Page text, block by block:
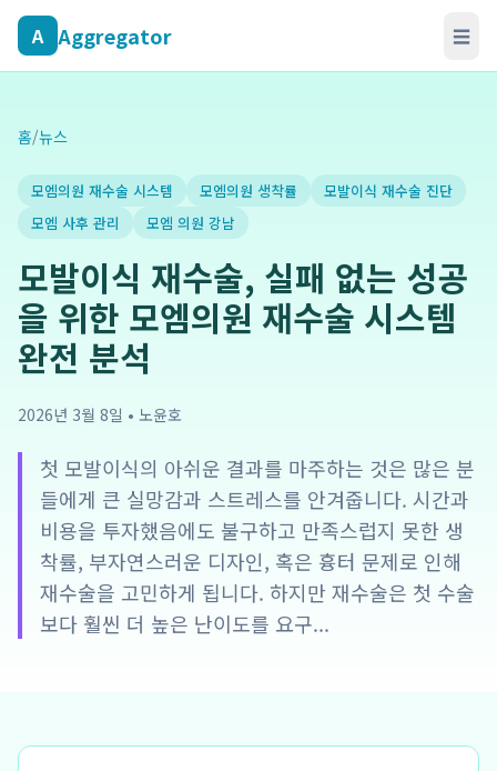
A Aggregator ☰
홈/뉴스
모엠의원 재수술 시스템 모엠의원 생착률
모발이식 재수술 진단
모엠 사후 관리
모엠 의원 강남
모발이식 재수술, 실패 없는 성공
을 위한 모엠의원 재수술 시스템
완전 분석
2026년 3월 8일 • 노윤호
첫 모발이식의 아쉬운 결과를 마주하는 것은 많은 분
들에게 큰 실망감과 스트레스를 안겨줍니다. 시간과
비용을 투자했음에도 불구하고 만족스럽지 못한 생
착률, 부자연스러운 디자인, 혹은 흉터 문제로 인해
재수술을 고민하게 됩니다. 하지만 재수술은 첫 수술
보다 훨씬 더 높은 난이도를 요구...